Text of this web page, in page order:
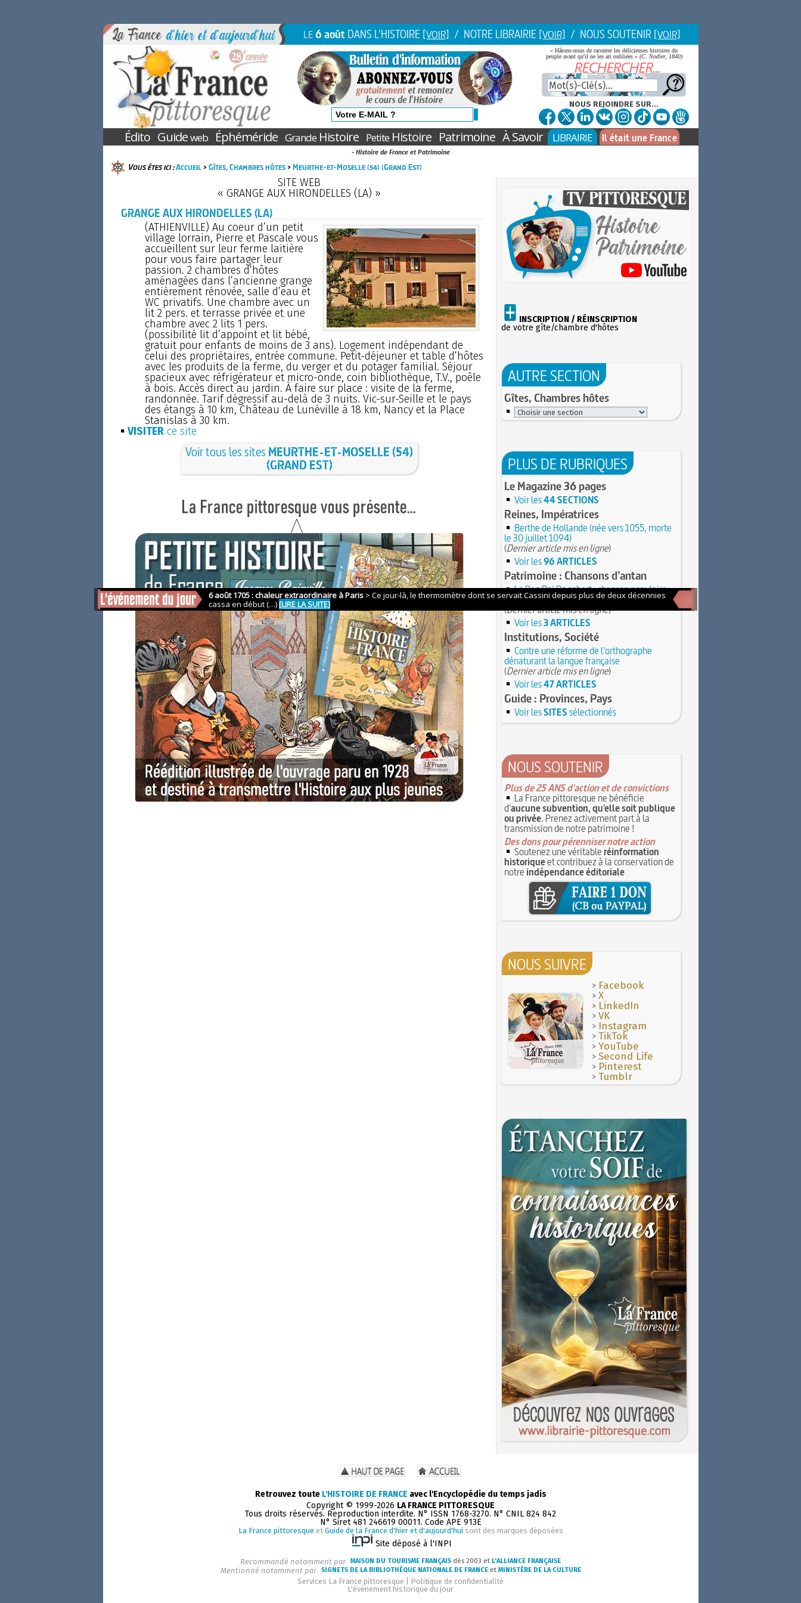
LE6 août DANS L'HISTOIRE [VOIR] / NOTRE LIBRAIRIE [VOIR] / NOUS SOUTENIR [VOIR]
« Hâtons-nous de raconter les délicieuses histoires du
peuple avant qu'il ne les ait oubliées » (C. Nodier, 1840)
NOUS REJOINDRE SUR...
Édito Guideweb Éphéméride GrandeHistoire PetiteHistoire Patrimoine À Savoir LIBRAIRIE Il était une France
- Histoire de France et Patrimoine
Vous êtes ici :Accueil>Gîtes, Chambres hôtes>Meurthe-et-Moselle (54) (Grand Est)
SITE WEB
« GRANGE AUX HIRONDELLES (LA) »
GRANGE AUX HIRONDELLES (LA)
(ATHIENVILLE) Au coeur d’un petit
village lorrain, Pierre et Pascale vous
accueillent sur leur ferme laitière
pour vous faire partager leur
passion. 2 chambres d’hôtes
aménagées dans l’ancienne grange
entièrement rénovée, salle d’eau et
WC privatifs. Une chambre avec un
lit 2 pers. et terrasse privée et une
chambre avec 2 lits 1 pers.
(possibilité lit d’appoint et lit bébé,
gratuit pour enfants de moins de 3 ans). Logement indépendant de
celui des propriétaires, entrée commune. Petit-déjeuner et table d’hôtes
avec les produits de la ferme, du verger et du potager familial. Séjour
spacieux avec réfrigérateur et micro-onde, coin bibliothèque, T.V., poêle
à bois. Accès direct au jardin. À faire sur place : visite de la ferme,
randonnée. Tarif dégressif au-delà de 3 nuits. Vic-sur-Seille et le pays
des étangs à 10 km, Château de Lunéville à 18 km, Nancy et la Place
Stanislas à 30 km.
VISITERce site
Voir tous les sites MEURTHE-ET-MOSELLE (54)
(GRAND EST)
INSCRIPTION / RÉINSCRIPTION
de votre gîte/chambre d'hôtes
AUTRE SECTION
Gîtes, Chambres hôtes
PLUS DE RUBRIQUES
Le Magazine 36 pages
Voir les44 SECTIONS
Reines, Impératrices
Berthe de Hollande (née vers 1055, morte
le 30 juillet 1094)
(Dernier article mis en ligne)
Voir les96 ARTICLES
Patrimoine : Chansons d’antan
Le Bon Roi Dagobert : chanson populaire
sur ce roi et saint Éloi
(Dernier article mis en ligne)
Voir les3 ARTICLES
Institutions, Société
Contre une réforme de l'orthographe
dénaturant la langue française
(Dernier article mis en ligne)
Voir les47 ARTICLES
Guide : Provinces, Pays
Voir lesSITESsélectionnés
NOUS SOUTENIR
Plus de 25 ANS d'action et de convictions
La France pittoresque ne bénéficie
d'aucune subvention, qu'elle soit publique
ou privée. Prenez activement part à la
transmission de notre patrimoine !
Des dons pour pérenniser notre action
Soutenez une véritableréinformation
historiqueet contribuez à la conservation de
notre indépendance éditoriale
NOUS SUIVRE
> Facebook
>X
> LinkedIn
>VK
> Instagram
>TikTok
>YouTube
>Second Life
> Pinterest
>Tumblr
Retrouvez toute L'HISTOIRE DE FRANCE avec l'Encyclopédie du temps jadis
Copyright © 1999-2026 LA FRANCE PITTORESQUE
Tous droits réservés. Reproduction interdite. N° ISSN 1768-3270. N° CNIL 824 842
N° Siret 481 246619 00011. Code APE 913E
La France pittoresque et Guide de la France d'hier et d'aujourd'hui sont des marques déposées
Site déposé à l'INPI
Recommandé notamment par MAISON DU TOURISME FRANÇAIS dès 2003 et L'ALLIANCE FRANÇAISE
Mentionné notamment par SIGNETS DE LA BIBLIOTHÈQUE NATIONALE DE FRANCEet MINISTÈRE DE LA CULTURE
Services La France pittoresque
Politique de confidentialité
L'événement historique du jour